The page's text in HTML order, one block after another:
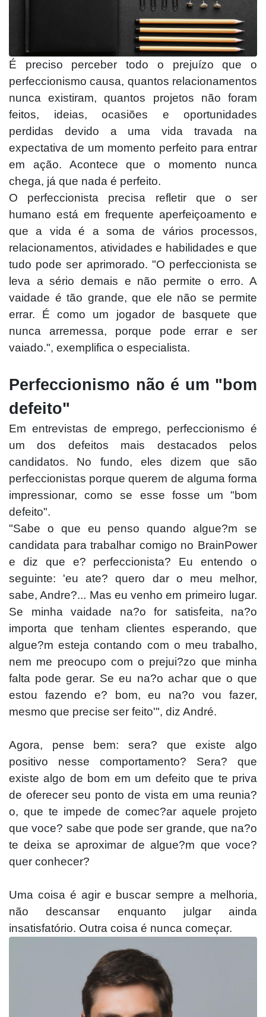
É preciso perceber todo o prejuízo que o
perfeccionismo causa, quantos relacionamentos
nunca existiram, quantos projetos não foram
feitos, ideias, ocasiões e oportunidades
perdidas devido a uma vida travada na
expectativa de um momento perfeito para entrar
em ação. Acontece que o momento nunca
chega, já que nada é perfeito.
O perfeccionista precisa refletir que o ser
humano está em frequente aperfeiçoamento e
que a vida é a soma de vários processos,
relacionamentos, atividades e habilidades e que
tudo pode ser aprimorado. "O perfeccionista se
leva a sério demais e não permite o erro. A
vaidade é tão grande, que ele não se permite
errar. É como um jogador de basquete que
nunca arremessa, porque pode errar e ser
vaiado.", exemplifica o especialista.
Perfeccionismo não é um "bom
defeito"
Em entrevistas de emprego, perfeccionismo é
um dos defeitos mais destacados pelos
candidatos. No fundo, eles dizem que são
perfeccionistas porque querem de alguma forma
impressionar, como se esse fosse um "bom
defeito".
"Sabe o que eu penso quando algue?m se
candidata para trabalhar comigo no BrainPower
e diz que e? perfeccionista? Eu entendo o
seguinte: 'eu ate? quero dar o meu melhor,
sabe, Andre?... Mas eu venho em primeiro lugar.
Se minha vaidade na?o for satisfeita, na?o
importa que tenham clientes esperando, que
algue?m esteja contando com o meu trabalho,
nem me preocupo com o prejui?zo que minha
falta pode gerar. Se eu na?o achar que o que
estou fazendo e? bom, eu na?o vou fazer,
mesmo que precise ser feito'", diz André.
Agora, pense bem: sera? que existe algo
positivo nesse comportamento? Sera? que
existe algo de bom em um defeito que te priva
de oferecer seu ponto de vista em uma reunia?
o, que te impede de comec?ar aquele projeto
que voce? sabe que pode ser grande, que na?o
te deixa se aproximar de algue?m que voce?
quer conhecer?
Uma coisa é agir e buscar sempre a melhoria,
não descansar enquanto julgar ainda
insatisfatório. Outra coisa é nunca começar.